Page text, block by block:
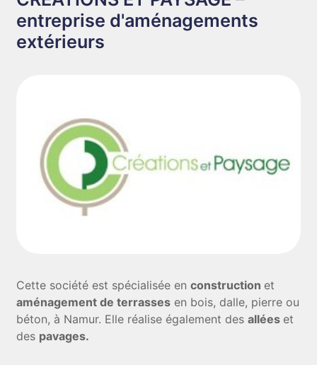
entreprise d'aménagements
extérieurs
Cette société est spécialisée enconstruction et
aménagement de terrasses en bois, dalle, pierre ou
béton, à Namur. Elle réalise également desallées et
des pavages.